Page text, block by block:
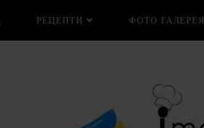
РЕЦЕПТИ ФОТО